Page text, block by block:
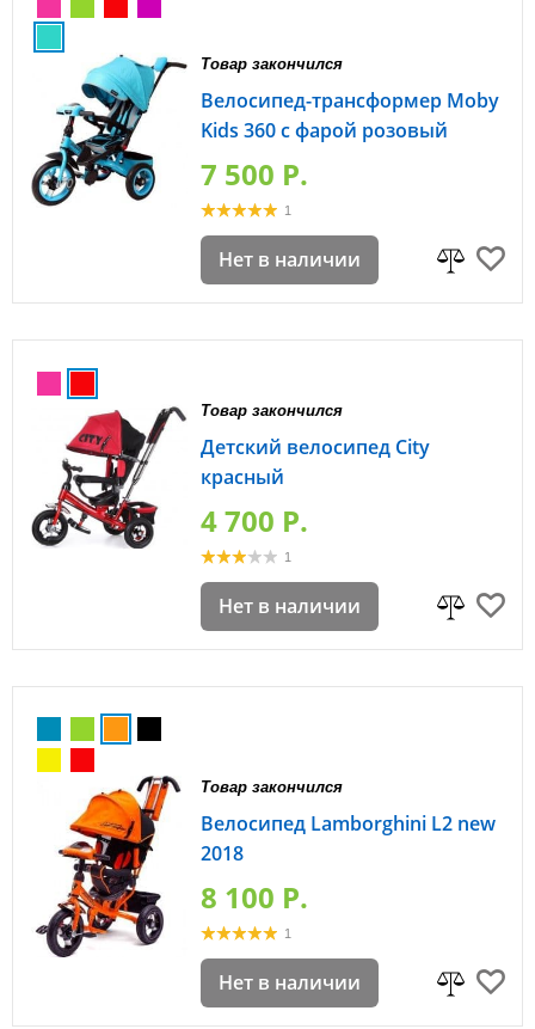
Товар закончился
Велосипед-трансформер Moby
Kids 360 с фарой розовый
7 500 P.
1
Нет в наличии
Товар закончился
Детский велосипед City
красный
4 700 P.
1
Нет в наличии
Товар закончился
Велосипед Lamborghini L2 new
2018
8 100 P.
1
Нет в наличии